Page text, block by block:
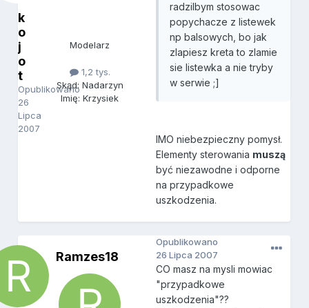
k
o
j
o
t
Opublikowano
26
Lipca
2007
Modelarz
1,2 tys.
Skąd: Nadarzyn
Imię: Krzysiek
radzilbym stosowac
popychacze z listewek
np balsowych, bo jak
zlapiesz kreta to zlamie
sie listewka a nie tryby
w serwie ;]
IMO niebezpieczny pomysł.
Elementy sterowania muszą
być niezawodne i odporne
na przypadkowe
uszkodzenia.
Ramzes18
Opublikowano
26 Lipca 2007
CO masz na mysli mowiac
"przypadkowe
uszkodzenia"??